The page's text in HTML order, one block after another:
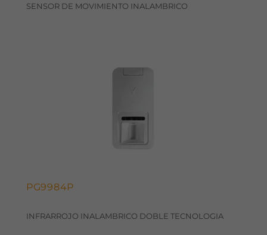
SENSOR DE MOVIMIENTO INALAMBRICO
PG9984P
INFRARROJO INALAMBRICO DOBLE TECNOLOGIA